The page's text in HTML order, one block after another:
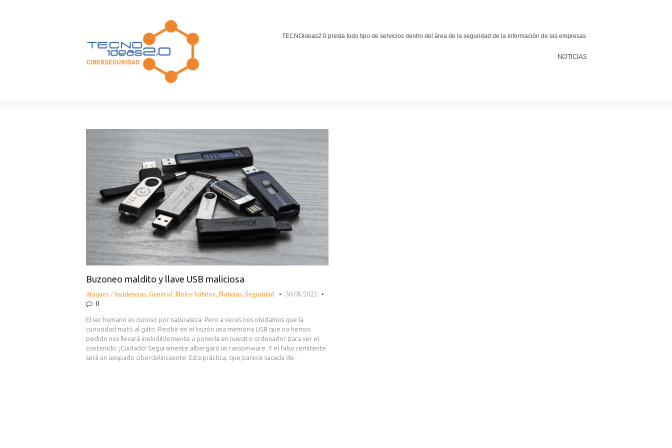
TECNOideas2.0 presta todo tipo de servicios dentro del área de la seguridad de la información de las empresas
NOTICIAS
Noticias tecnológicas.
Buzoneo maldito y llave USB maliciosa
Ataques / Incidencias,General,Malos hábitos,Noticias,Seguridad
30/08/2022
0
El ser humano es curioso por naturaleza. Pero a veces nos olvidamos que la
curiosidad mató al gato. Recibir en el buzón una memoria USB que no hemos
pedido nos llevará ineludiblemente a ponerla en nuestro ordenador para ver el
contenido. ¡Cuidado! Seguramente albergará un ransomware. Y el falso remitente
será un avispado ciberdelincuente. Esta práctica, que parece sacada de…